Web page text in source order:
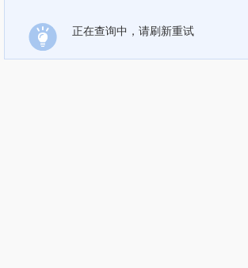
正在查询中，请刷新重试